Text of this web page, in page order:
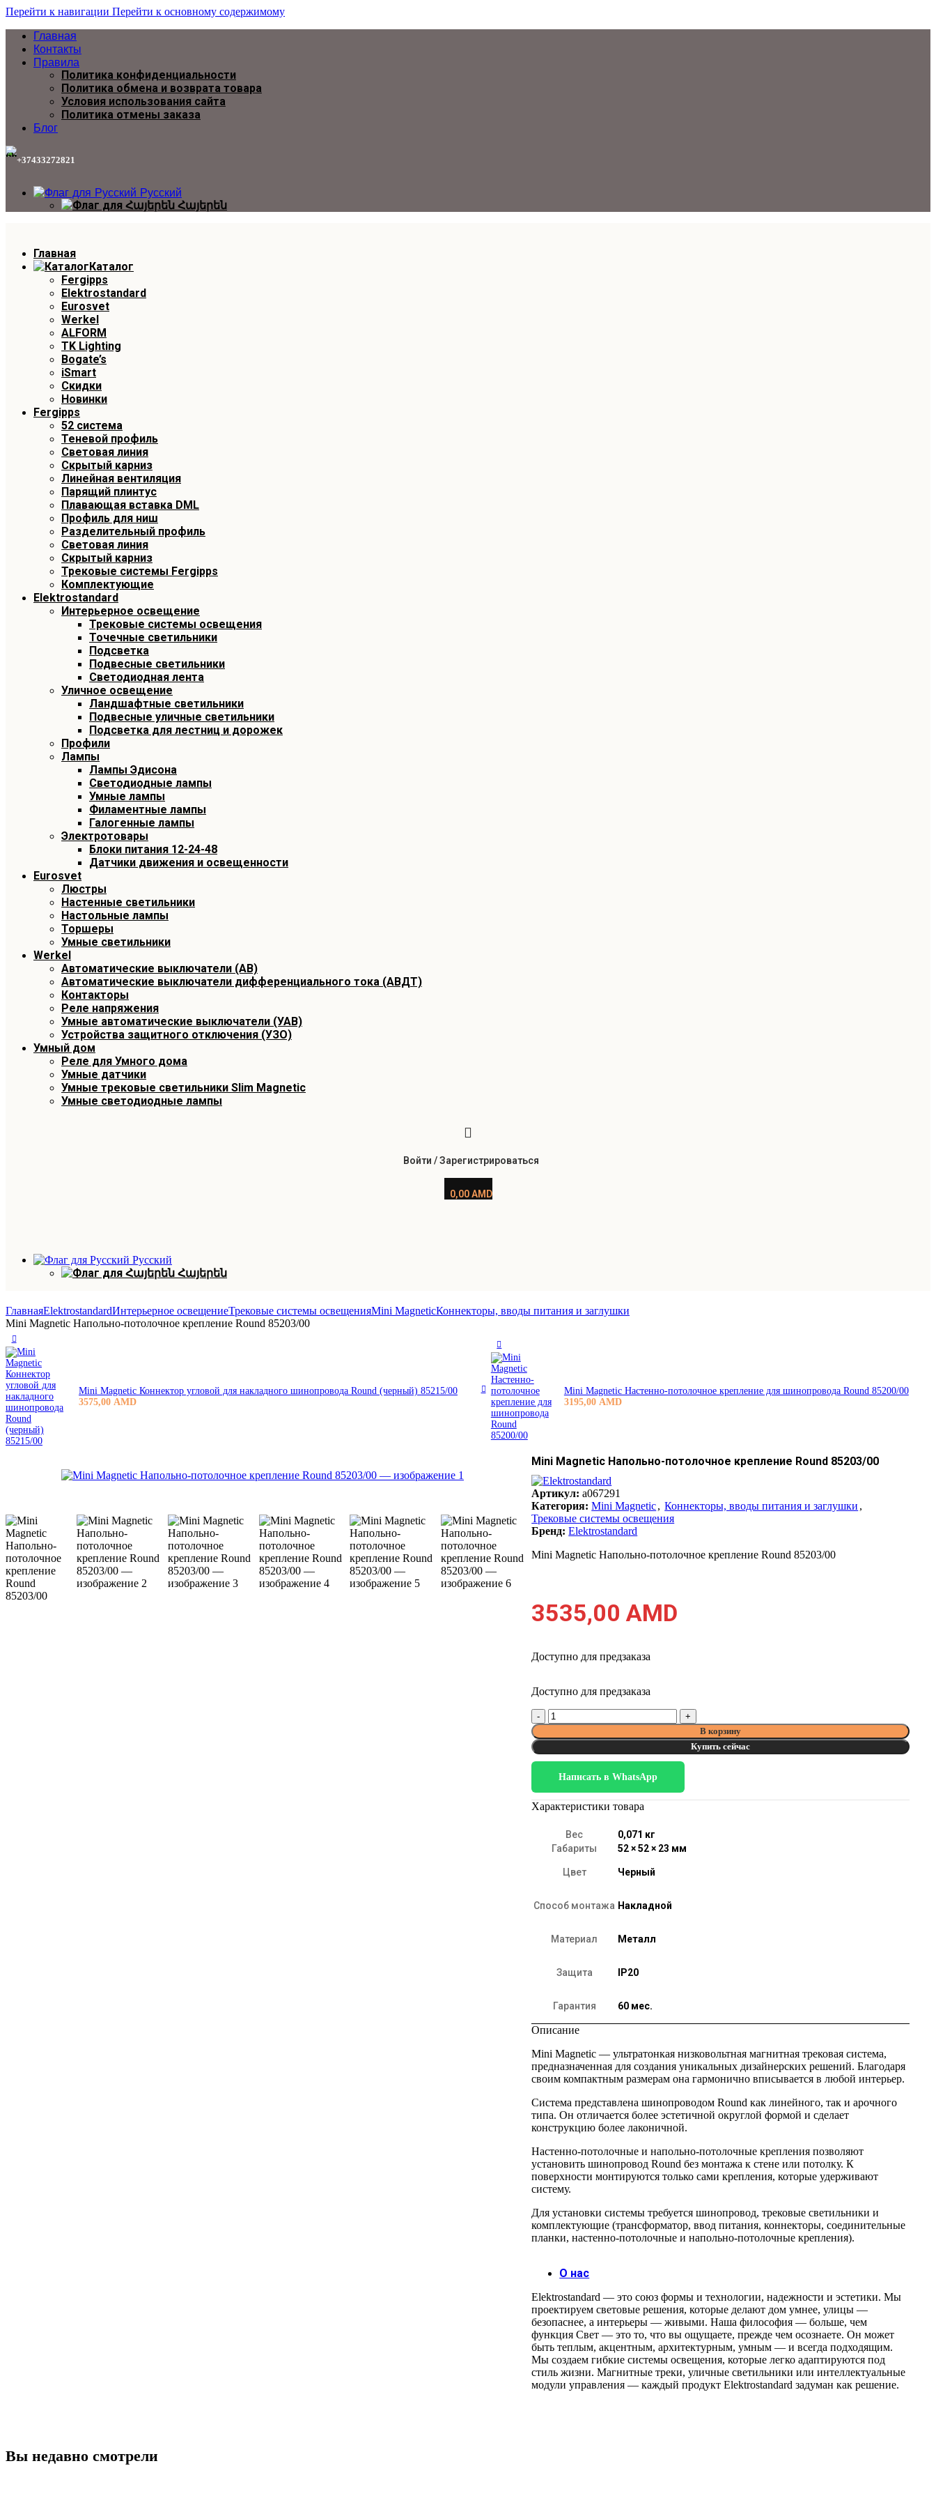
Перейти к навигации Перейти к основному содержимому
Главная
Контакты
Правила
Политика конфиденциальности
Политика обмена и возврата товара
Условия использования сайта
Политика отмены заказа
Блог
+37433272821
Русский
Հայերեն
Главная
Каталог
Fergipps
Elektrostandard
Eurosvet
Werkel
ALFORM
TK Lighting
Bogate’s
iSmart
Скидки
Новинки
Fergipps
52 система
Теневой профиль
Световая линия
Скрытый карниз
Линейная вентиляция
Парящий плинтус
Плавающая вставка DML
Профиль для ниш
Разделительный профиль
Световая линия
Скрытый карниз
Трековые системы Fergipps
Комплектующие
Elektrostandard
Интерьерное освещение
Трековые системы освещения
Точечные светильники
Подсветка
Подвесные светильники
Светодиодная лента
Уличное освещение
Ландшафтные светильники
Подвесные уличные светильники
Подсветка для лестниц и дорожек
Профили
Лампы
Лампы Эдисона
Светодиодные лампы
Умные лампы
Филаментные лампы
Галогенные лампы
Электротовары
Блоки питания 12-24-48
Датчики движения и освещенности
Eurosvet
Люстры
Настенные светильники
Настольные лампы
Торшеры
Умные светильники
Werkel
Автоматические выключатели (АВ)
Автоматические выключатели дифференциального тока (АВДТ)
Контакторы
Реле напряжения
Умные автоматические выключатели (УАВ)
Устройства защитного отключения (УЗО)
Умный дом
Реле для Умного дома
Умные датчики
Умные трековые светильники Slim Magnetic
Умные светодиодные лампы
Войти / Зарегистрироваться
0,00AMD
Русский
Հայերեն
ГлавнаяElektrostandardИнтерьерное освещениеТрековые системы освещенияMini MagneticКоннекторы, вводы питания и заглушки
Mini Magnetic Напольно-потолочное крепление Round 85203/00
Mini Magnetic Коннектор угловой для накладного шинопровода Round (черный) 85215/00
3575,00 AMD
Mini Magnetic Настенно-потолочное крепление для шинопровода Round 85200/00
3195,00 AMD
Mini Magnetic Напольно-потолочное крепление Round 85203/00
Артикул:a067291
Категория: Mini Magnetic, Коннекторы, вводы питания и заглушки ,
Трековые системы освещения
Бренд:Elektrostandard
Mini Magnetic Напольно-потолочное крепление Round 85203/00
3535,00AMD
Доступно для предзаказа
Доступно для предзаказа
Количество
товара
Mini
Magnetic
Напольно-
потолочное
крепление
Round
85203/00
В корзину
Купить сейчас
Написать в WhatsApp
Характеристики товара
Вес
0,071 кг
Габариты
52 × 52 × 23 мм
Цвет Черный
Способ монтажа Накладной
Материал Металл
Защита IP20
Гарантия 60 мес.
Описание
Mini Magnetic — ультратонкая низковольтная магнитная трековая система,
предназначенная для создания уникальных дизайнерских решений. Благодаря
своим компактным размерам она гармонично вписывается в любой интерьер.
Система представлена шинопроводом Round как линейного, так и арочного
типа. Он отличается более эстетичной округлой формой и сделает
конструкцию более лаконичной.
Настенно-потолочные и напольно-потолочные крепления позволяют
установить шинопровод Round без монтажа к стене или потолку. К
поверхности монтируются только сами крепления, которые удерживают
систему.
Для установки системы требуется шинопровод, трековые светильники и
комплектующие (трансформатор, ввод питания, коннекторы, соединительные
планки, настенно-потолочные и напольно-потолочные крепления).
О нас
Elektrostandard — это союз формы и технологии, надежности и эстетики. Мы
проектируем световые решения, которые делают дом умнее, улицы —
безопаснее, а интерьеры — живыми. Наша философия — больше, чем
функция Свет — это то, что вы ощущаете, прежде чем осознаете. Он может
быть теплым, акцентным, архитектурным, умным — и всегда подходящим.
Мы создаем гибкие системы освещения, которые легко адаптируются под
стиль жизни. Магнитные треки, уличные светильники или интеллектуальные
модули управления — каждый продукт Elektrostandard задуман как решение.
Вы недавно смотрели